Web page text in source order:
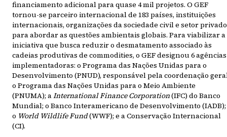
financiamento adicional para quase 4 mil projetos. O GEF
tornou-se parceiro internacional de 183 países, instituições
internacionais, organizações da sociedade civil e setor privado
para abordar as questões ambientais globais. Para viabilizar a
iniciativa que busca reduzir o desmatamento associado às
cadeias produtivas de commodities, o GEF designou 6 agências
implementadoras: o Programa das Nações Unidas para o
Desenvolvimento (PNUD), responsável pela coordenação
o Programa das Nações Unidas para o Meio Ambiente
(PNUMA); aInternational Finance Corporation(IFC) do Banco
Mundial; o Banco Interamericano de Desenvolvimento (IADB);
o World Wildlife Fund(WWF); e a Conservação Internacional
(CI).